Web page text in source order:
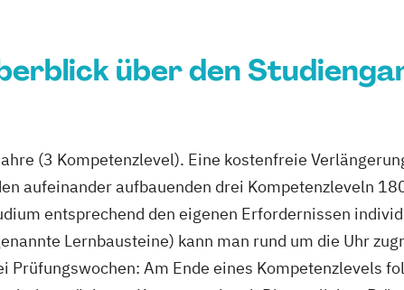
über den
(3 Kompetenzlevel). Eine kostenfreie
aufeinander aufbauenden drei Kompetenzleveln
entsprechend den eigenen Erfordernissen
Lernbausteine) kann man rund um die Uhr
Prüfungswochen: Am Ende eines Kompetenzlevels